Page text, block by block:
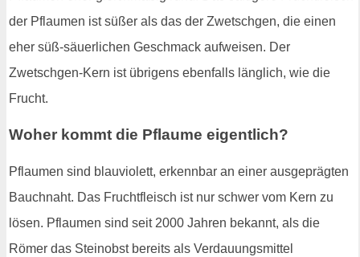
der Pflaumen ist süßer als das der Zwetschgen, die einen
eher süß-säuerlichen Geschmack aufweisen. Der
Zwetschgen-Kern ist übrigens ebenfalls länglich, wie die
Frucht.
Woher kommt die Pflaume eigentlich?
Pflaumen sind blauviolett, erkennbar an einer ausgeprägten
Bauchnaht. Das Fruchtfleisch ist nur schwer vom Kern zu
lösen. Pflaumen sind seit 2000 Jahren bekannt, als die
Römer das Steinobst bereits als Verdauungsmittel